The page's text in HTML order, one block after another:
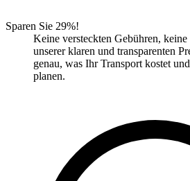
Sparen Sie 29%!
Keine versteckten Gebühren,
unserer klaren und transparenten
genau, was Ihr Transport kostet
planen.